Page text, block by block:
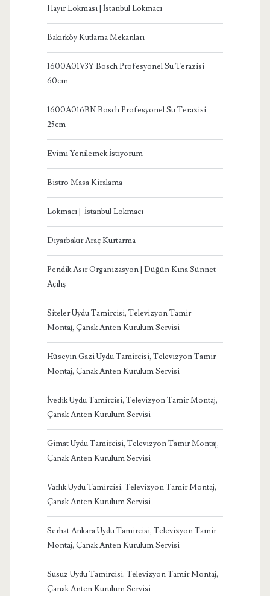
Hayır Lokması | İstanbul Lokmacı
Bakırköy Kutlama Mekanları
1600A01V3Y Bosch Profesyonel Su Terazisi
60cm
1600A016BN Bosch Profesyonel Su Terazisi
25cm
Evimi Yenilemek İstiyorum
Bistro Masa Kiralama
Lokmacı | İstanbul Lokmacı
Diyarbakır Araç Kurtarma
Pendik Asır Organizasyon | Düğün Kına Sünnet
Açılış
Siteler Uydu Tamircisi, Televizyon Tamir
Montaj, Çanak Anten Kurulum Servisi
Hüseyin Gazi Uydu Tamircisi, Televizyon Tamir
Montaj, Çanak Anten Kurulum Servisi
İvedik Uydu Tamircisi, Televizyon Tamir Montaj,
Çanak Anten Kurulum Servisi
Gimat Uydu Tamircisi, Televizyon Tamir Montaj,
Çanak Anten Kurulum Servisi
Varlık Uydu Tamircisi, Televizyon Tamir Montaj,
Çanak Anten Kurulum Servisi
Serhat Ankara Uydu Tamircisi, Televizyon Tamir
Montaj, Çanak Anten Kurulum Servisi
Susuz Uydu Tamircisi, Televizyon Tamir Montaj,
Çanak Anten Kurulum Servisi